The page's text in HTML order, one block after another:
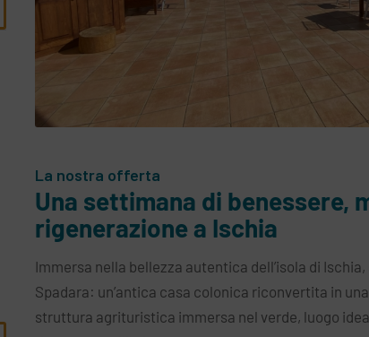
La nostra offerta
Una settimana di benessere,
rigenerazione a Ischia
Immersa nella bellezza autentica dell’isola di
Spadara: un’antica casa colonica riconvertita in
struttura agrituristica immersa nel verde, luogo